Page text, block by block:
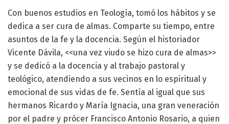
Con buenos estudios en Teología, tomó los hábitos y se
dedica a ser cura de almas. Comparte su tiempo, entre
asuntos de la fe y la docencia. Según el historiador
Vicente Dávila, <<una vez viudo se hizo cura de almas>>
y se dedicó a la docencia y al trabajo pastoral y
teológico, atendiendo a sus vecinos en lo espiritual y
emocional de sus vidas de fe. Sentía al igual que sus
hermanos Ricardo y María Ignacia, una gran veneración
por el padre y prócer Francisco Antonio Rosario, a quien